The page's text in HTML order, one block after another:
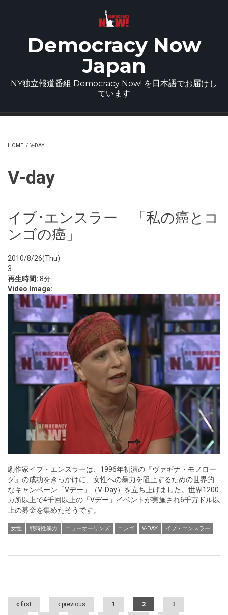
Democracy Now
Japan
NY独立報道番組 Democracy Now! を日本語でお届けし
ています
HOME / V-DAY
V-day
イブ･エンスラー 「私の癌とコ
ンゴの癌」
2010/8/26(Thu)
3
再生時間: 8分
Video Image:
劇作家イブ・エンスラーは、1996年初演の『ヴァギナ・モノロー
グ』の成功をきっかけに、女性への暴力を阻止するための世界的
なキャンペーン「Vデー」（V-Day）を立ち上げました。世界1200
カ所以上で4千回以上の「Vデー」イベントが実施され6千万ドル以
上の募金を集めたそうです。
女性 戦時性暴力 ニューオーリンズ コンゴ V-DAY イブ・エンスラー
Pages
« first ‹ previous 1 2 3